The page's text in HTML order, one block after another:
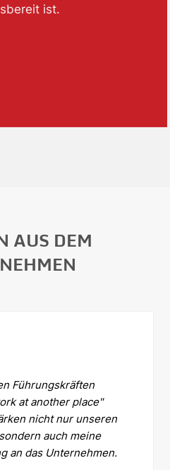
ist.
AUS DEM
Führungskräften
at another place"
nicht nur unseren
auch meine
an das Unternehmen.